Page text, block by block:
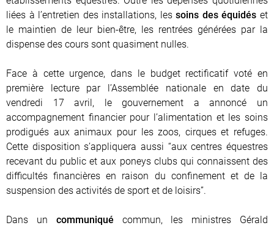
liées à l’entretien des installations, lessoins des équidés et
le maintien de leur bien-être, les rentrées générées par la
dispense des cours sont quasiment nulles.
Face à cette urgence, dans le budget rectificatif voté en
première lecture par l’Assemblée nationale en date du
vendredi 17 avril, le gouvernement a annoncé un
accompagnement financier pour l’alimentation et les soins
prodigués aux animaux pour les zoos, cirques et refuges.
Cette disposition s’appliquera aussi “aux centres équestres
recevant du public et aux poneys clubs qui connaissent des
difficultés financières en raison du confinement et de la
suspension des activités de sport et de loisirs”.
Dans un communiqué commun, les ministres Gérald